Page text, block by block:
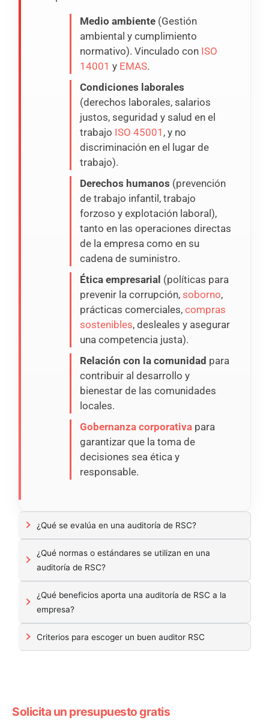
Medio ambiente (Gestión
ambiental y cumplimiento
normativo). Vinculado con ISO
14001 y EMAS.
Condiciones laborales
(derechos laborales, salarios
justos, seguridad y salud en el
trabajo ISO 45001 , y no
discriminación en el lugar de
trabajo).
Derechos humanos (prevención
de trabajo infantil, trabajo
forzoso y explotación laboral),
tanto en las operaciones directas
de la empresa como en su
cadena de suministro.
Ética empresarial (políticas para
prevenir la corrupción, soborno,
prácticas comerciales, compras
sostenibles, desleales y asegurar
una competencia justa).
Relación con la comunidad para
contribuir al desarrollo y
bienestar de las comunidades
locales.
Gobernanza corporativa para
garantizar que la toma de
decisiones sea ética y
responsable.
¿Qué se evalúa en una auditoría de RSC?
¿Qué normas o estándares se utilizan en una
auditoría de RSC?
¿Qué beneficios aporta una auditoría de RSC a la
empresa?
Criterios para escoger un buen auditor RSC
Solicita un presupuesto gratis